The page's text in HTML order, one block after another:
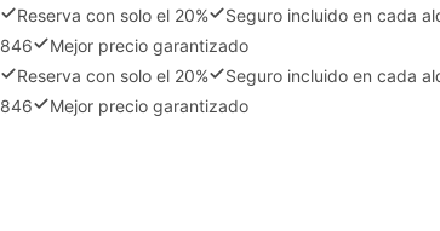
Reserva con solo el 20% Seguro incluido en cada
846
Mejor precio garantizado
Reserva con solo el 20%
Seguro incluido en cada
846
Mejor precio garantizado